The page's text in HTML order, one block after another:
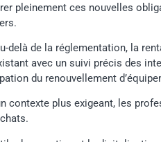
pleinement ces nouvelles
delà de la réglementation, la
avec un suivi précis des
du renouvellement
contexte plus exigeant, les